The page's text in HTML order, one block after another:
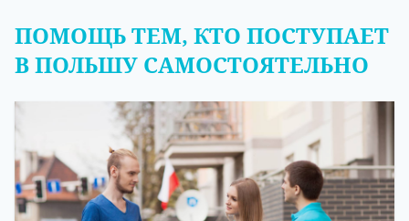
ПОМОЩЬ ТЕМ, КТО ПОСТУПАЕТ
В ПОЛЬШУ САМОСТОЯТЕЛЬНО